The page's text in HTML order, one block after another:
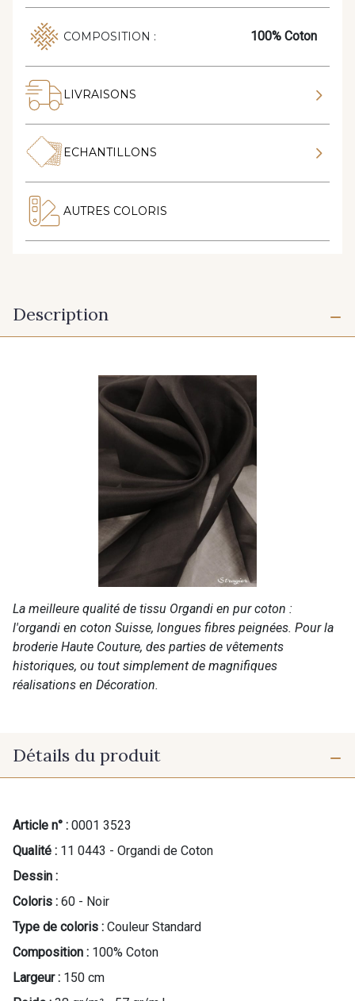
COMPOSITION : 100% Coton
LIVRAISONS
ECHANTILLONS
AUTRES COLORIS
Description
La meilleure qualité de tissu Organdi en pur coton :
l'organdi en coton Suisse, longues fibres peignées. Pour la
broderie Haute Couture, des parties de vêtements
historiques, ou tout simplement de magnifiques
réalisations en Décoration.
Détails du produit
Article n° : 0001 3523
Qualité : 11 0443 - Organdi de Coton
Dessin :
Coloris : 60 - Noir
Type de coloris : Couleur Standard
Composition : 100% Coton
Largeur : 150 cm